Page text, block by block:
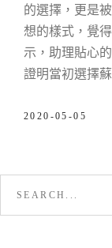
的選擇，更是
想的樣式，覺
示，助理貼心
證明當初選擇
2020-05-05